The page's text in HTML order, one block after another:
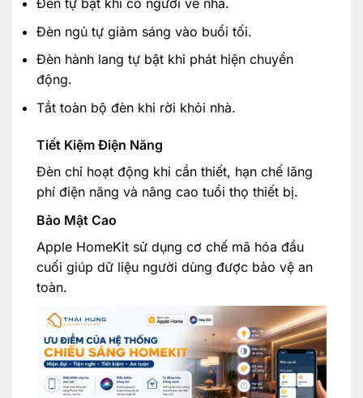
Đèn tự bật khi có người về nhà.
Đèn ngủ tự giảm sáng vào buổi tối.
Đèn hành lang tự bật khi phát hiện chuyển
động.
Tắt toàn bộ đèn khi rời khỏi nhà.
Tiết Kiệm Điện Năng
Đèn chỉ hoạt động khi cần thiết, hạn chế lãng
phí điện năng và nâng cao tuổi thọ thiết bị.
Bảo Mật Cao
Apple HomeKit sử dụng cơ chế mã hóa đầu
cuối giúp dữ liệu người dùng được bảo vệ an
toàn.